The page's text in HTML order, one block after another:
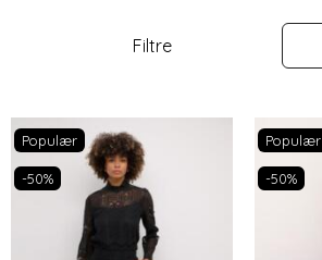
Filtre
Populær
-50%
Populær
-50%